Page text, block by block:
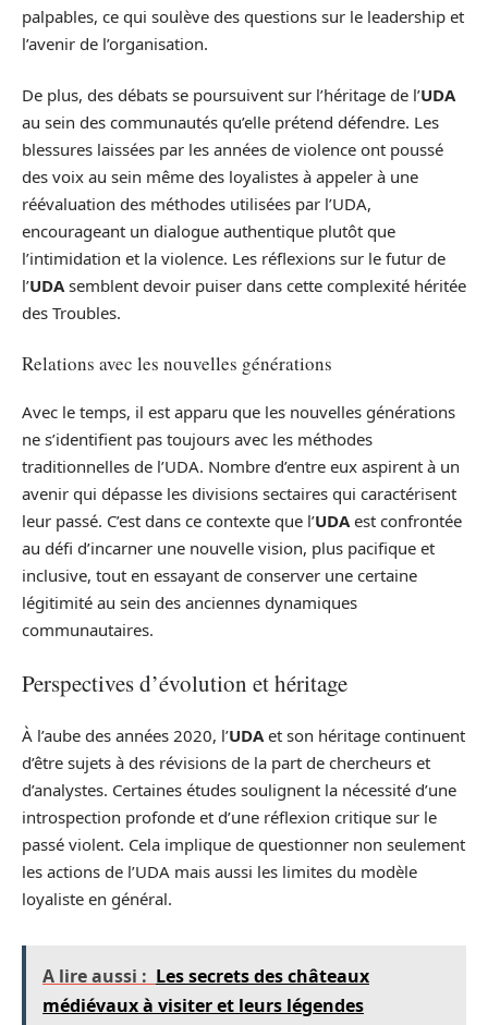
palpables, ce qui soulève des questions sur le leadership et
l’avenir de l’organisation.
De plus, des débats se poursuivent sur l’héritage de l’UDA
au sein des communautés qu’elle prétend défendre. Les
blessures laissées par les années de violence ont poussé
des voix au sein même des loyalistes à appeler à une
réévaluation des méthodes utilisées par l’UDA,
encourageant un dialogue authentique plutôt que
l’intimidation et la violence. Les réflexions sur le futur de
l’UDAsemblent devoir puiser dans cette complexité héritée
des Troubles.
Relations avec les nouvelles générations
Avec le temps, il est apparu que les nouvelles générations
ne s’identifient pas toujours avec les méthodes
traditionnelles de l’UDA. Nombre d’entre eux aspirent à un
avenir qui dépasse les divisions sectaires qui caractérisent
leur passé. C’est dans ce contexte que l’UDAest confrontée
au défi d’incarner une nouvelle vision, plus pacifique et
inclusive, tout en essayant de conserver une certaine
légitimité au sein des anciennes dynamiques
communautaires.
Perspectives d’évolution et héritage
À l’aube des années 2020, l’UDAet son héritage continuent
d’être sujets à des révisions de la part de chercheurs et
d’analystes. Certaines études soulignent la nécessité d’une
introspection profonde et d’une réflexion critique sur le
passé violent. Cela implique de questionner non seulement
les actions de l’UDA mais aussi les limites du modèle
loyaliste en général.
A lire aussi : Les secrets des châteaux
médiévaux à visiter et leurs légendes